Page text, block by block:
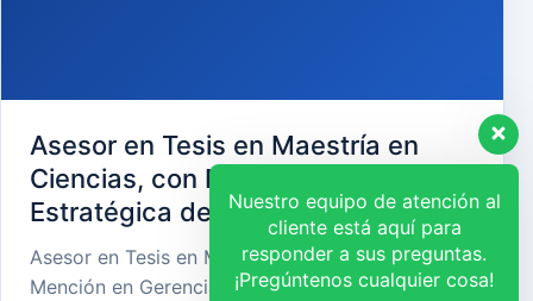
Asesor en Tesis en Maestría en
Ciencias, con Mención en Gerencia
Estratégica de Recursos Humanos
Asesor en Tesis en Maestría en Ciencias, con
Mención en Gerencia Estratégica de Recursos
Nuestro equipo de atención al
cliente está aquí para
responder a sus preguntas.
¡Pregúntenos cualquier cosa!